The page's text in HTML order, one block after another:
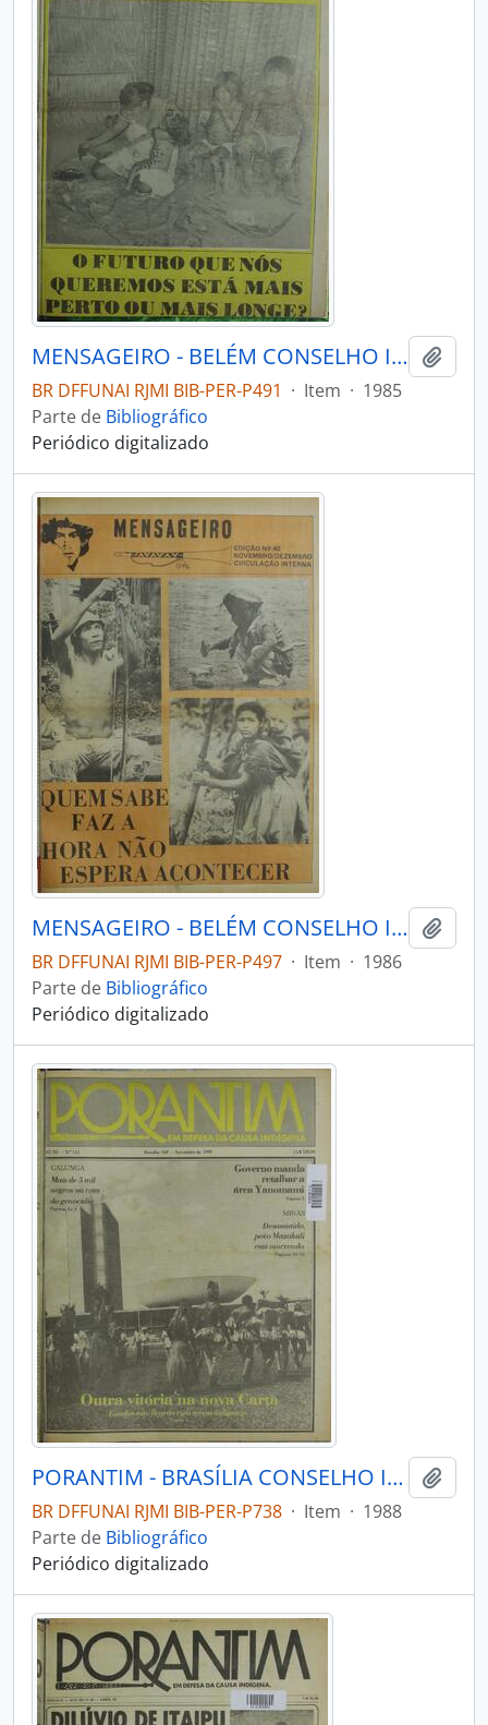
MENSAGEIRO - BELÉM CONSELHO INDIGENISTA MISSIONÁRIO - 1985 - Nº33
BR DFFUNAI RJMI BIB-PER-P491 · Item · 1985
Parte de Bibliográfico
Periódico digitalizado
MENSAGEIRO - BELÉM CONSELHO INDIGENISTA MISSIONÁRIO - 1986 - Nº40
BR DFFUNAI RJMI BIB-PER-P497 · Item · 1986
Parte de Bibliográfico
Periódico digitalizado
PORANTIM - BRASÍLIA CONSELHO INDIGENISTA MISSIONÁRIO - 1988 - Nº111
BR DFFUNAI RJMI BIB-PER-P738 · Item · 1988
Parte de Bibliográfico
Periódico digitalizado